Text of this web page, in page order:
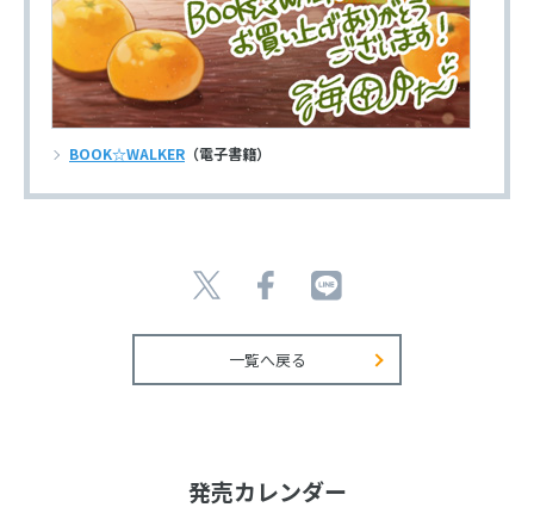
BOOK☆WALKER （電子書籍）
一覧へ戻る
発売カレンダー